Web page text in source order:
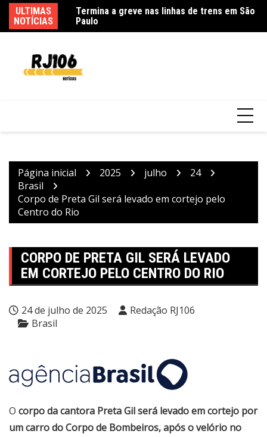
para
o
ULTIMAS
NOTÍCIAS
Usuários de trens mudam rotina por causa
de greve da CPTM
Página inicial 2025 julho
24
Brasil
Corpo de Preta Gil será levado em cortejo pelo
Centro do Rio
CORPO DE PRETA GIL SERÁ LEVADO
EM CORTEJO PELO CENTRO DO RIO
24 de julho de 2025
Redação RJ106
Brasil
O corpo da cantora Preta Gil será levado em cortejo por
um carro do Corpo de Bombeiros, após o velório no